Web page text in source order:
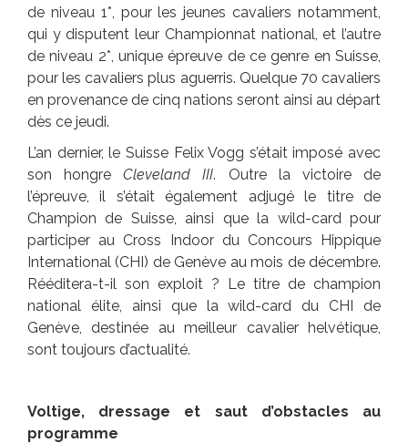
de niveau 1*, pour les jeunes cavaliers notamment,
qui y disputent leur Championnat national, et l’autre
de niveau 2*, unique épreuve de ce genre en Suisse,
pour les cavaliers plus aguerris. Quelque 70 cavaliers
en provenance de cinq nations seront ainsi au départ
dès ce jeudi.
L’an dernier, le Suisse Felix Vogg s’était imposé avec
son hongreCleveland III. Outre la victoire de
l’épreuve, il s’était également adjugé le titre de
Champion de Suisse, ainsi que la wild-card pour
participer au Cross Indoor du Concours Hippique
International (CHI) de Genève au mois de décembre.
Rééditera-t-il son exploit ? Le titre de champion
national élite, ainsi que la wild-card du CHI de
Genève, destinée au meilleur cavalier helvétique,
sont toujours d’actualité.
Voltige, dressage et saut d’obstacles au
programme